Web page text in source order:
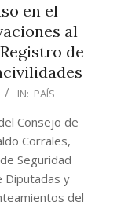
en el
al
de
IN: PAÍS
Consejo de
Corrales,
Seguridad
Diputadas y
del